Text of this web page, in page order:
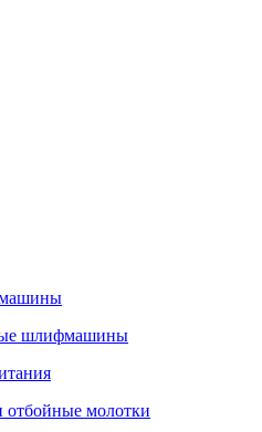
шлифмашины
отбойные молотки